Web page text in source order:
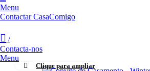
Menu
Contactar CasaComigo
/
Contacta-nos
Menu
Clique para ampliar